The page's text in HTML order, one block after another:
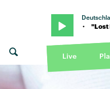
Bridgers · "Lost Boys" von
Live